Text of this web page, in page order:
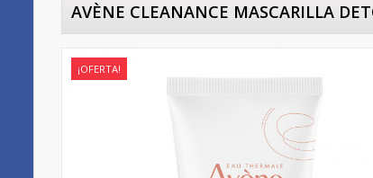
AVÈNE CLEANANCE MASCARILLA
¡OFERTA!